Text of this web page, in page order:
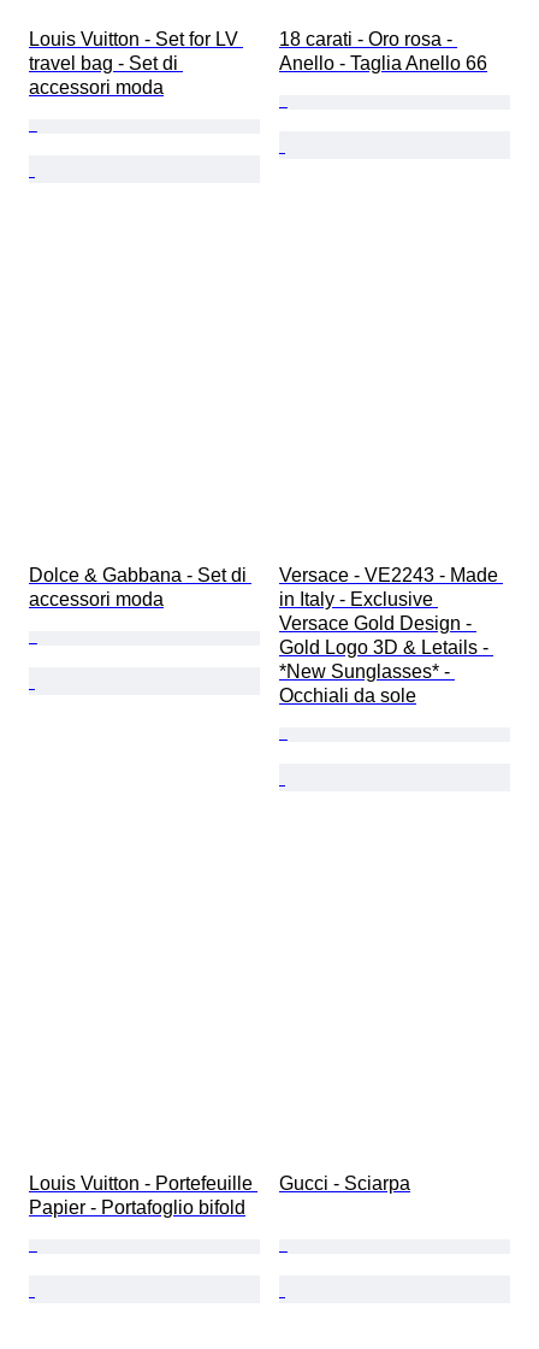
Louis Vuitton - Set for LV
travel bag - Set di
accessori moda
18 carati - Oro rosa -
Anello - Taglia Anello 66
Dolce & Gabbana - Set di
accessori moda
Versace - VE2243 - Made
in Italy - Exclusive
Versace Gold Design -
Gold Logo 3D & Letails -
*New Sunglasses* -
Occhiali da sole
Louis Vuitton - Portefeuille
Papier - Portafoglio bifold
Gucci - Sciarpa